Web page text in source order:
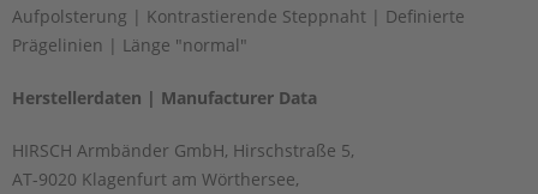
Aufpolsterung | Kontrastierende Steppnaht | Definierte
Prägelinien | Länge "normal"
Herstellerdaten | Manufacturer Data
HIRSCH Armbänder GmbH, Hirschstraße 5,
AT-9020 Klagenfurt am Wörthersee,